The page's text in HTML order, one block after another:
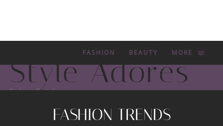
FASHION BEAUTY MORE
Style Adorés
Fashion Trends
FASHION TRENDS